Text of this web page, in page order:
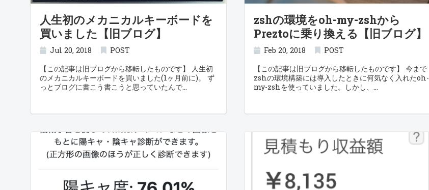
人生初のメカニカルキーボードを
買いました【旧ブログ】
Jul 20, 2018
POST
【この記事は旧ブログから移転したものです】 人生初
のメカニカルキーボードを買いました(1ヶ月前に)。 ず
っとブログに書こう書こうと思っていたんで
zshの環境をoh-my-zshから
Preztoに乗り換える【旧ブログ】
Feb 20, 2018
POST
【この記事は旧ブログから移転したものです】 今まで
zshの環境構築には導入したときに何気なく入れたoh-
my-zshを使っていました。しかし、